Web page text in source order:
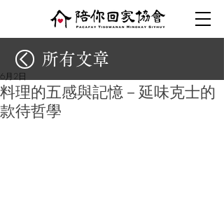
料理的五感與記憶－延味克士的
款待哲學
6月2日
所有文章